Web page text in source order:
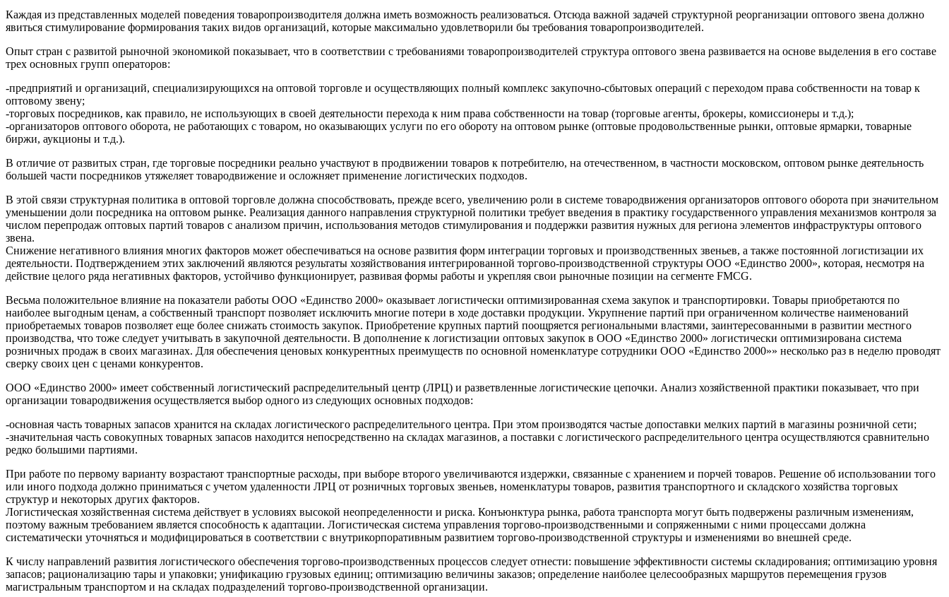
Каждая из представленных моделей поведения товаропроизводителя должна иметь возможность реализоваться. Отсюда важной задачей структурной реорганизации оптового звена должно
явиться стимулирование формирования таких видов организаций, которые максимально удовлетворили бы требования товаропроизводителей.
Опыт стран с развитой рыночной экономикой показывает, что в соответствии с требованиями товаропроизводителей структура оптового звена развивается на основе выделения в его составе
трех основных групп операторов:
-предприятий и организаций, специализирующихся на оптовой торговле и осуществляющих полный комплекс закупочно-сбытовых операций с переходом права собственности на товар к
оптовому звену;
-торговых посредников, как правило, не использующих в своей деятельности перехода к ним права собственности на товар (торговые агенты, брокеры, комиссионеры и т.д.);
-организаторов оптового оборота, не работающих с товаром, но оказывающих услуги по его обороту на оптовом рынке (оптовые продовольственные рынки, оптовые ярмарки, товарные
биржи, аукционы и т.д.).
В отличие от развитых стран, где торговые посредники реально участвуют в продвижении товаров к потребителю, на отечественном, в частности московском, оптовом рынке деятельность
большей части посредников утяжеляет товародвижение и осложняет применение логистических подходов.
В этой связи структурная политика в оптовой торговле должна способствовать, прежде всего, увеличению роли в системе товародвижения организаторов оптового оборота при значительном
уменьшении доли посредника на оптовом рынке. Реализация данного направления структурной политики требует введения в практику государственного управления механизмов контроля за
числом перепродаж оптовых партий товаров с анализом причин, использования методов стимулирования и поддержки развития нужных для региона элементов инфраструктуры оптового
звена.
Снижение негативного влияния многих факторов может обеспечиваться на основе развития форм интеграции торговых и производственных звеньев, а также постоянной логистизации их
деятельности. Подтверждением этих заключений являются результаты хозяйствования интегрированной торгово-производственной структуры ООО «Единство 2000», которая, несмотря на
действие целого ряда негативных факторов, устойчиво функционирует, развивая формы работы и укрепляя свои рыночные позиции на сегменте FMCG.
Весьма положительное влияние на показатели работы ООО «Единство 2000» оказывает логистически оптимизированная схема закупок и транспортировки. Товары приобретаются по
наиболее выгодным ценам, а собственный транспорт позволяет исключить многие потери в ходе доставки продукции. Укрупнение партий при ограниченном количестве наименований
приобретаемых товаров позволяет еще более снижать стоимость закупок. Приобретение крупных партий поощряется региональными властями, заинтересованными в развитии местного
производства, что тоже следует учитывать в закупочной деятельности. В дополнение к логистизации оптовых закупок в ООО «Единство 2000» логистически оптимизирована система
розничных продаж в своих магазинах. Для обеспечения ценовых конкурентных преимуществ по основной номенклатуре сотрудники ООО «Единство 2000»» несколько раз в неделю проводят
сверку своих цен с ценами конкурентов.
ООО «Единство 2000» имеет собственный логистический распределительный центр (ЛРЦ) и разветвленные логистические цепочки. Анализ хозяйственной практики показывает, что при
организации товародвижения осуществляется выбор одного из следующих основных подходов:
-основная часть товарных запасов хранится на складах логистического распределительного центра. При этом производятся частые допоставки мелких партий в магазины розничной сети;
-значительная часть совокупных товарных запасов находится непосредственно на складах магазинов, а поставки с логистического распределительного центра осуществляются сравнительно
редко большими партиями.
При работе по первому варианту возрастают транспортные расходы, при выборе второго увеличиваются издержки, связанные с хранением и порчей товаров. Решение об использовании того
или иного подхода должно приниматься с учетом удаленности ЛРЦ от розничных торговых звеньев, номенклатуры товаров, развития транспортного и складского хозяйства торговых
структур и некоторых других факторов.
Логистическая хозяйственная система действует в условиях высокой неопределенности и риска. Конъюнктура рынка, работа транспорта могут быть подвержены различным изменениям,
поэтому важным требованием является способность к адаптации. Логистическая система управления торгово-производственными и сопряженными с ними процессами должна
систематически уточняться и модифицироваться в соответствии с внутрикорпоративным развитием торгово-производственной структуры и изменениями во внешней среде.
К числу направлений развития логистического обеспечения торгово-производственных процессов следует отнести: повышение эффективности системы складирования; оптимизацию уровня
запасов; рационализацию тары и упаковки; унификацию грузовых единиц; оптимизацию величины заказов; определение наиболее целесообразных маршрутов перемещения грузов
магистральным транспортом и на складах подразделений торгово-производственной организации.